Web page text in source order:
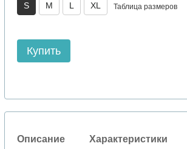
S M L XL Таблица размеров
Купить
Описание Характеристики